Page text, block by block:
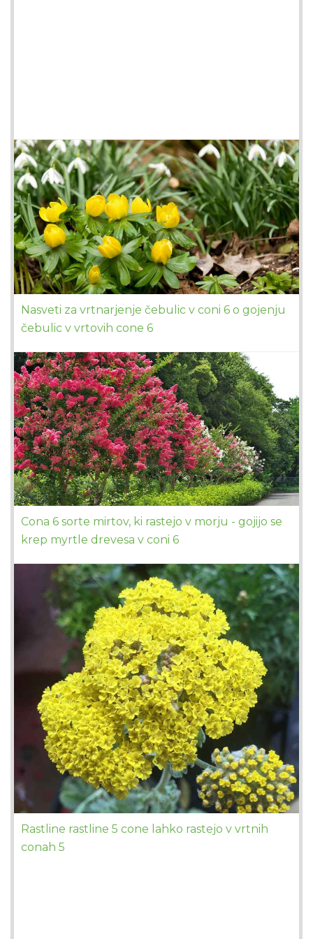
Nasveti za vrtnarjenje čebulic v coni 6 o gojenju
čebulic v vrtovih cone 6
Cona 6 sorte mirtov, ki rastejo v morju - gojijo se
krep myrtle drevesa v coni 6
Rastline rastline 5 cone lahko rastejo v vrtnih
conah 5